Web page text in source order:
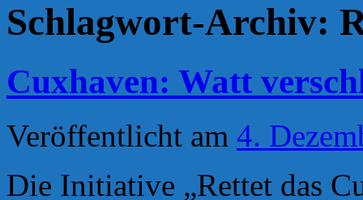
Schlagwort-Archiv:
Cuxhaven: Watt
Veröffentlicht am 4.
Die Initiative „Rettet das